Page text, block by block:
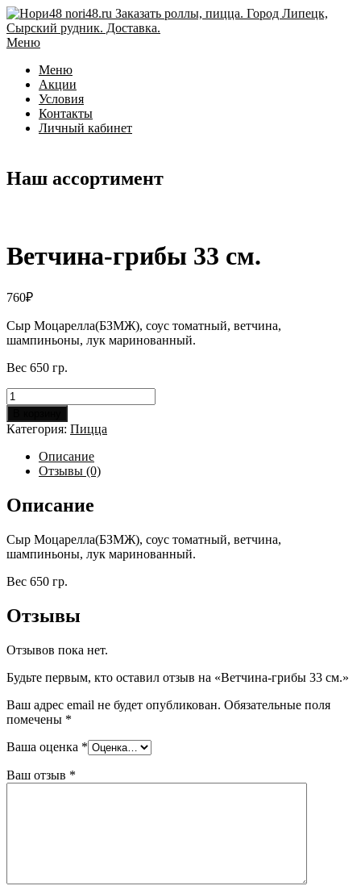
Перейти
к
содержимому
Меню
Меню
Акции
Условия
Контакты
Личный кабинет
Наш ассортимент
Ветчина-грибы 33 см.
760₽
Сыр Моцарелла(БЗМЖ), соус томатный, ветчина,
шампиньоны, лук маринованный.
Вес 650 гр.
Количество
товара
Ветчина-
грибы
Категория: Пицца
Описание
Отзывы (0)
Описание
Сыр Моцарелла(БЗМЖ), соус томатный, ветчина,
шампиньоны, лук маринованный.
Вес 650 гр.
Отзывы
Отзывов пока нет.
Будьте первым, кто оставил отзыв на «Ветчина-грибы 33 см.»
Ваш адрес email не будет опубликован. Обязательные поля
помечены *
Ваша оценка *
Ваш отзыв *